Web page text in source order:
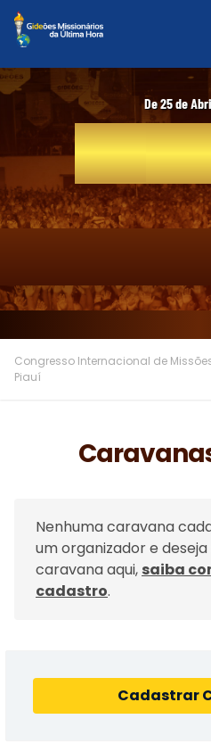
De 25 de
41º
Congresso Internacional de
Piauí
Nenhuma caravana
um organizador e
caravana aqui, saiba
cadastro.
Cadastrar